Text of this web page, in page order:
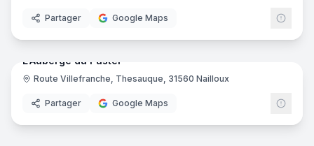
Partager Google Maps
41
L'Auberge du Pastel
Route Villefranche, Thesauque, 31560 Nailloux
Partager Google Maps